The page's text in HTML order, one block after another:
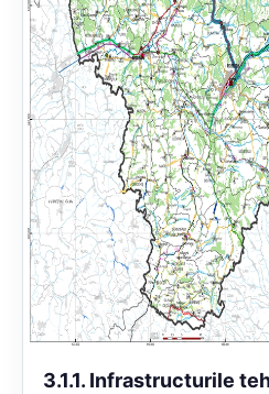
3.1.1. Infrastructurile